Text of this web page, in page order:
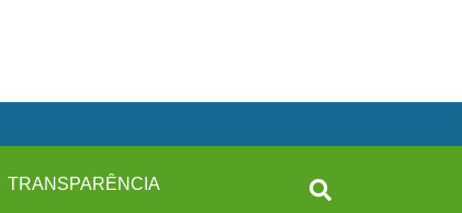
TRANSPARÊNCIA